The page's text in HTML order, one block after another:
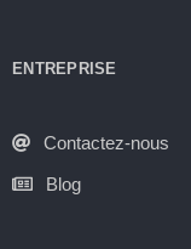
ENTREPRISE
Contactez-nous
Blog